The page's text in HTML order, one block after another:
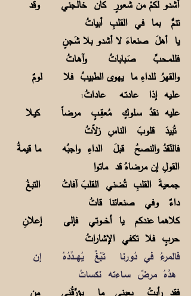
أشدو لكمْ من شعورٍ كان خالجني وقد
تنمُّ بما في القلبِ أبياتُ
يا أهلَ صنعاءَ لا أشدو بلا شَجنٍ
فللمـحبِّ صَـباباتُ وآهـاتُ
والقهرُ للداءِ ما يهوى الطبيبُ فلا لومٌ
علـيه إذا عادتـه عاداتُ1
عليه نقدُ سـلوكٍ مُعقِــبٍ مرضاً كيـلا
تُبيدَ قلوبَ الناسِ زلاّتُ
فالنّقدُ والنصحُ قبلَ الداءِ واجبُه ما قيمةُ
القولِ إن مرضاهُ قد ماتوا
جمعيةَ القلبِ تُضني القلبَ آفاتُ التبغُ
داءٌ وفي صنعائنا قاتُ
كلاهما عندكم يا أخـــوتي فإلى إعلانِ
حربٍ فلا تكفي الإشاراتُ
فالمرءُ في دُورنا تَبْغٌ يُهــدِّدُهُ إن
هدَّهُ مرضٌ سـاءته نكساتُ
فقد رأيتُ بعيني ما يؤرِّقُـني من